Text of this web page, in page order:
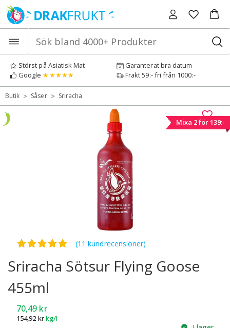
Hoppa
till
innehåll
Störst på Asiatisk Mat
Garanterat bra datum
Google ★★★★★ Frakt 59:- fri från 1000:-
Butik > Såser > Sriracha
Mixa 2 för 139:-
Betygsatt4.91 av 5
(11 kundrecensioner)
Sriracha Sötsur Flying Goose
455ml
70,49 kr
154,92 krkg/l